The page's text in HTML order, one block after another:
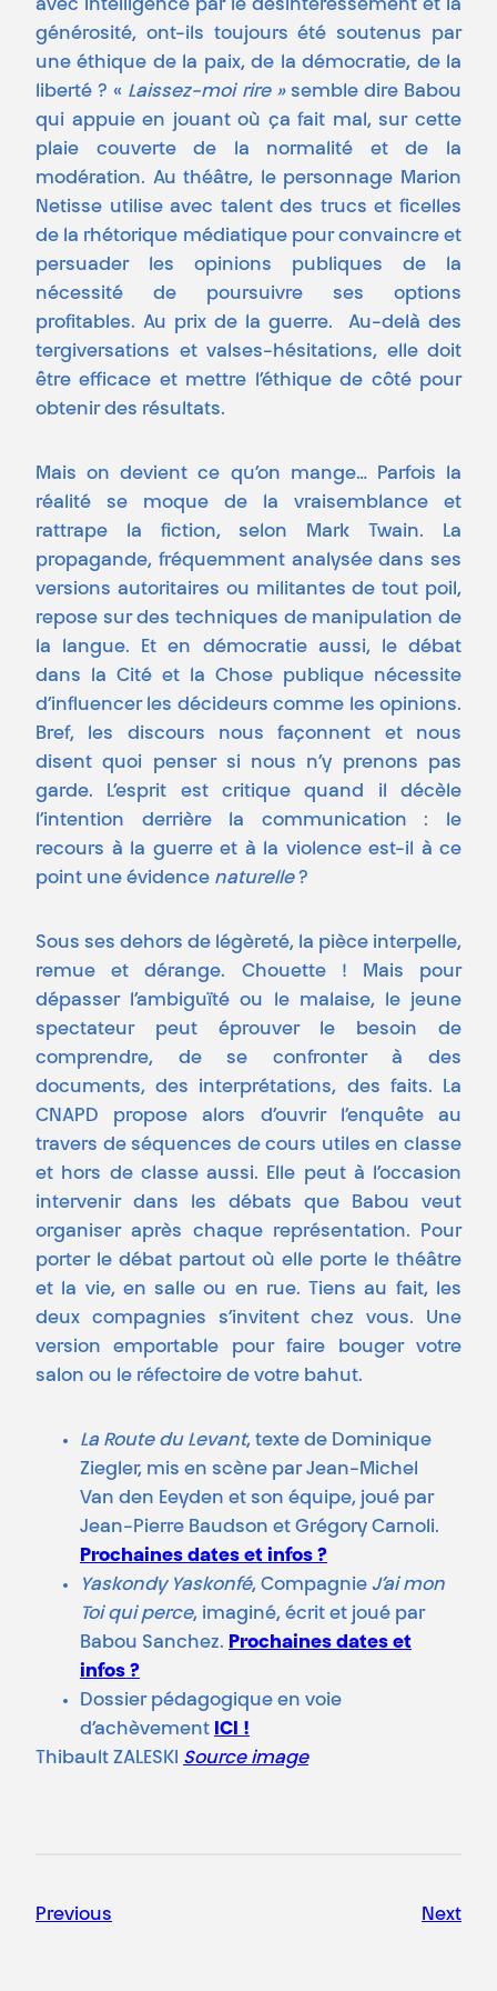
avec intelligence par le désintéressement et la
générosité, ont-ils toujours été soutenus par
une éthique de la paix, de la démocratie, de la
liberté ? « Laissez-moi rire »semble dire Babou
qui appuie en jouant où ça fait mal, sur cette
plaie couverte de la normalité et de la
modération. Au théâtre, le personnage Marion
Netisse utilise avec talent des trucs et ficelles
de la rhétorique médiatique pour convaincre et
persuader les opinions publiques de la
nécessité de poursuivre ses options
profitables. Au prix de la guerre. Au-delà des
tergiversations et valses-hésitations, elle doit
être efficace et mettre l’éthique de côté pour
obtenir des résultats.
Mais on devient ce qu’on mange… Parfois la
réalité se moque de la vraisemblance et
rattrape la fiction, selon Mark Twain. La
propagande, fréquemment analysée dans ses
versions autoritaires ou militantes de tout poil,
repose sur des techniques de manipulation de
la langue. Et en démocratie aussi, le débat
dans la Cité et la Chose publique nécessite
d’influencer les décideurs comme les opinions.
Bref, les discours nous façonnent et nous
disent quoi penser si nous n’y prenons pas
garde. L’esprit est critique quand il décèle
l’intention derrière la communication : le
recours à la guerre et à la violence est-il à ce
point une évidence naturelle?
Sous ses dehors de légèreté, la pièce interpelle,
remue et dérange. Chouette ! Mais pour
dépasser l’ambiguïté ou le malaise, le jeune
spectateur peut éprouver le besoin de
comprendre, de se confronter à des
documents, des interprétations, des faits. La
CNAPD propose alors d’ouvrir l’enquête au
travers de séquences de cours utiles en classe
et hors de classe aussi. Elle peut à l’occasion
intervenir dans les débats que Babou veut
organiser après chaque représentation. Pour
porter le débat partout où elle porte le théâtre
et la vie, en salle ou en rue. Tiens au fait, les
deux compagnies s’invitent chez vous. Une
version emportable pour faire bouger votre
salon ou le réfectoire de votre bahut.
La Route du Levant, texte de Dominique
Ziegler, mis en scène par Jean-Michel
Van den Eeyden et son équipe, joué par
Jean-Pierre Baudson et Grégory Carnoli.
Prochaines dates et infos ?
Yaskondy Yaskonfé, Compagnie J’ai mon
Toi qui perce, imaginé, écrit et joué par
Babou Sanchez. Prochaines dates et
infos ?
Dossier pédagogique en voie
d’achèvement ICI !
Thibault ZALESKI Source image
Previous Next